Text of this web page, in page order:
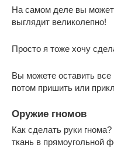
На самом деле вы
выглядит великолепно!
Просто я тоже хочу
Вы можете оставить все
потом пришить или
Оружие гномов
Как сделать руки
ткань в прямоугольной